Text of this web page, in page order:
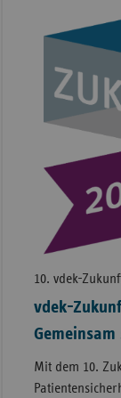
10. vdek-
vdek-
Mit dem 10.